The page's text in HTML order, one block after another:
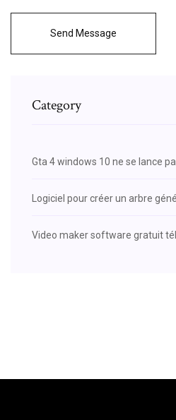
Send Message
Category
Gta 4 windows 10 ne se lance
Logiciel pour créer un arbre
Video maker software gratuit